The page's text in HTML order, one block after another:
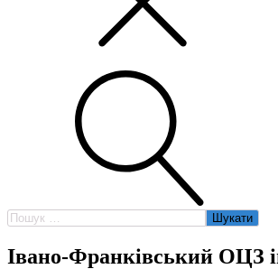
Пошук:
Івано-Франківський ОЦЗ